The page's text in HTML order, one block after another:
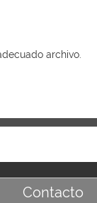
archivo.
Contacto